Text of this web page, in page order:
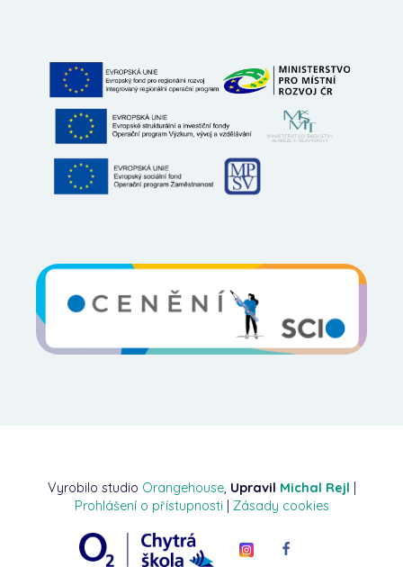
Vyrobilo studio Orangehouse, Upravil Michal Rejl
Prohlášení o přístupnosti
Zásady cookies